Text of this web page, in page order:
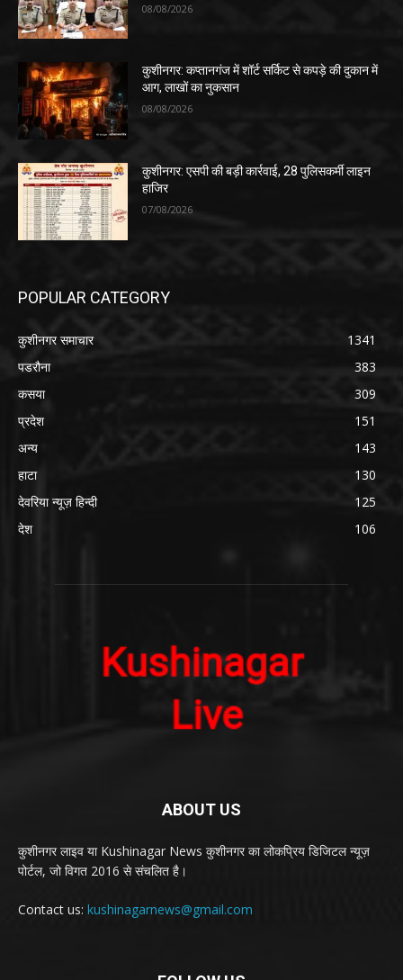
08/08/2026
कुशीनगर: कप्तानगंज में शॉर्ट सर्किट से कपड़े की दुकान में
आग, लाखों का नुकसान
08/08/2026
कुशीनगर: एसपी की बड़ी कार्रवाई, 28 पुलिसकर्मी लाइन
हाजिर
07/08/2026
POPULAR CATEGORY
कुशीनगर समाचार
1341
पडरौना
383
कसया
309
प्रदेश
151
अन्य
143
हाटा
130
देवरिया न्यूज़ हिन्दी
125
देश
106
ABOUT US
कुशीनगर लाइव या Kushinagar News कुशीनगर का लोकप्रिय डिजिटल न्यूज़
पोर्टल, जो विगत 2016 से संचलित है।
Contact us: kushinagarnews@gmail.com